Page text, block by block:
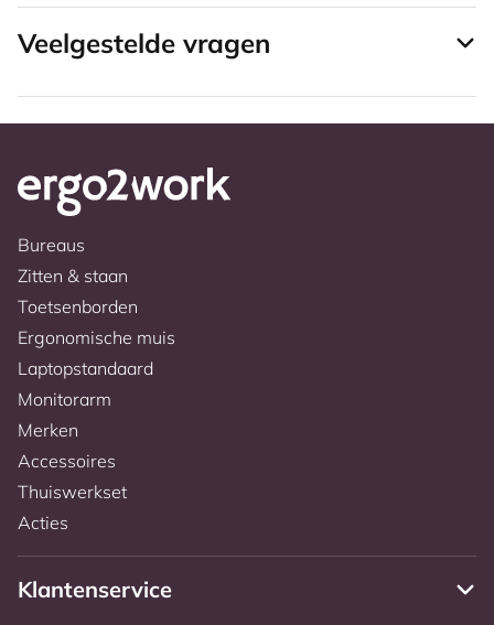
Veelgestelde vragen
Bureaus
Zitten & staan
Toetsenborden
Ergonomische muis
Laptopstandaard
Monitorarm
Merken
Accessoires
Thuiswerkset
Acties
Klantenservice